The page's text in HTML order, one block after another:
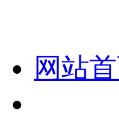
网站